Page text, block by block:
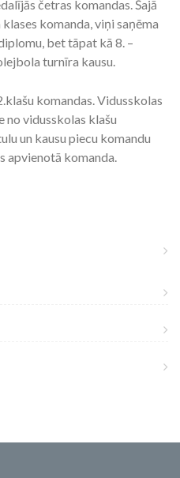
četras komandas. Šajā
komanda, viņi saņēma
bet tāpat kā 8. –
turnīra kausu.
komandas. Vidusskolas
no vidusskolas klašu
un kausu piecu komandu
apvienotā komanda.